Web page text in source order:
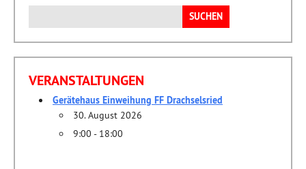
nach:
VERANSTALTUNGEN
Gerätehaus Einweihung FF Drachselsried
30. August 2026
9:00 - 18:00